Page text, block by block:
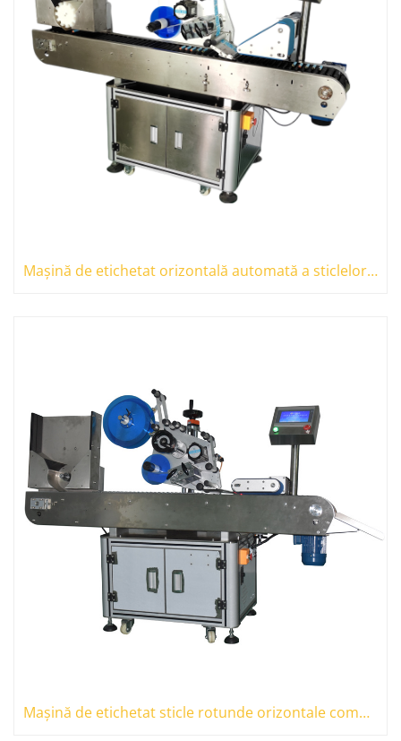
Mașină de etichetat orizontală automată a sticlelor rotunde
Mașină de etichetat sticle rotunde orizontale complet automate